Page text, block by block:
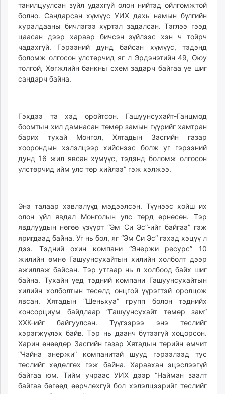
танилцуулсан зүйл удахгүй олон нийтэд ойлгомжтой
болно. Сандарсан хүмүүс УИХ дахь намын бүлгийн
хуралдааны бичлэгээ хүртэл задалсан. Тэглээ гээд
цаасан дээр хараар бичсэн зүйлээс хэн ч тойрч
чадахгүй. Гэрээний дунд байсан хүмүүс, тэдэнд
боломж олгосон улстөрчид яг л Эрдэнэтийн 49, Оюу
толгой, Хөгжлийн банкны схем задарч байгаа үе шиг
сандарч байна.
Гэхдээ та хэд оройтсон. Гашуунсухайт-Ганцмод
боомтын хил дамнасан төмөр замын гүүрийг хамтран
барих тухай Монгол, Хятадын Засгийн газар
хоорондын хэлэлцээр хийснээс болж уг гэрээний
дунд 16 жил явсан хүмүүс, тэдэнд боломж олгосон
улстөрчид ийм улс төр хийлээ” гэж хэлжээ.
Энэ талаар хэвлэлүүд мэдээлсэн. Түүнээс хойш их
олон үйл явдал Монголын улс төрд өрнөсөн. Тэр
явдлуудын нөгөө үзүүрт “Эм Си Эс”-ийг байгаа” гэж
яригдаад байна. Уг нь бол, яг “Эм Си Эс” гэхэд хэцүү л
дээ. Тэдний охин компани “Энержи ресурс” 10
жилийн өмнө Гашуунсухайтын хилийн холболт дээр
ажиллаж байсан. Тэр утгаар нь л холбоод байх шиг
байна. Тухайн үед тэдний компани Гашуунсухайтын
хилийн холболтын төсөлд онцгой үүрэгтэй оролцож
явсан. Хятадын “Шеньхуа” групп болон тэднийх
консорциум байдлаар “Гашуунсухайт төмөр зам”
ХХК-ийг байгуулсан. Түүгээрээ энэ төслийг
хэрэгжүүлэх байв. Тэр нь даанч бүтээгүй хоцорсон.
Харин өнөөдөр Засгийн газар Хятадын төрийн өмчит
“Чайна энержи” компанитай шууд гэрээлээд тус
төслийг хөдөлгөх гэж байна. Хараахан эцэслээгүй
байгаа юм. Тийм учраас УИХ дээр “Найман заалт
байгаа бөгөөд өөрчлөхгүй бол хэлэлцээрийг төслийг